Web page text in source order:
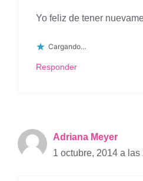
Yo feliz de tener
Cargando...
Responder
Adriana Meyer
1 octubre, 2014 a las